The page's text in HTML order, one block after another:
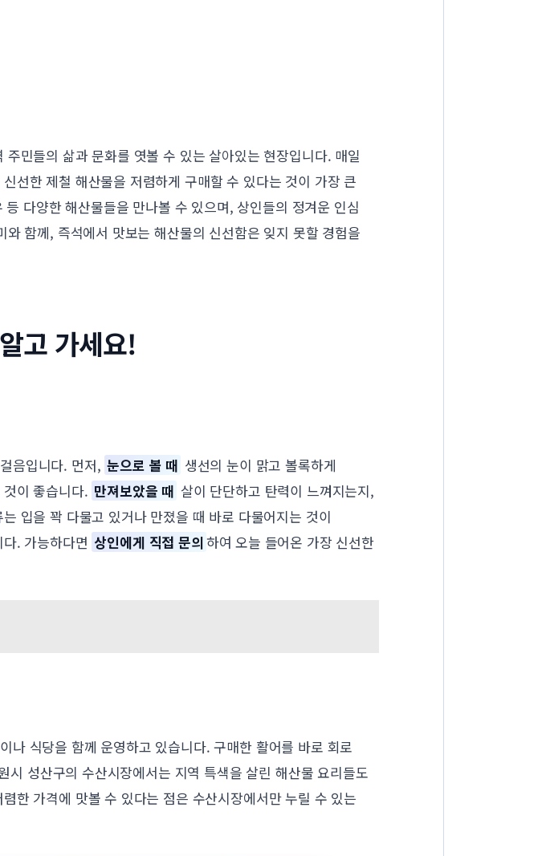
민들의 삶과 문화를 엿볼 수 있는 살아있는 현장입니다. 매일
선한 제철 해산물을 저렴하게 구매할 수 있다는 것이 가장 큰
다양한 해산물들을 만나볼 수 있으며, 상인들의 정겨운 인심
함께, 즉석에서 맛보는 해산물의 신선함은 잊지 못할 경험을
고 가세요!
음입니다. 먼저, 눈으로 볼 때 생선의 눈이 맑고 볼록하게
이 좋습니다. 만져보았을 때 살이 단단하고 탄력이 느껴지는지,
입을 꽉 다물고 있거나 만졌을 때 바로 다물어지는 것이
. 가능하다면 상인에게 직접 문의하여 오늘 들어온 가장 신선한
나 식당을 함께 운영하고 있습니다. 구매한 활어를 바로 회로
성산구의 수산시장에서는 지역 특색을 살린 해산물 요리들도
한 가격에 맛볼 수 있다는 점은 수산시장에서만 누릴 수 있는